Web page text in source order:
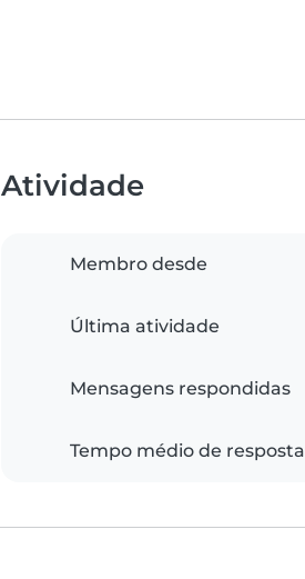
Atividade
Membro desde
Última atividade
Mensagens respondidas
Tempo médio de resposta